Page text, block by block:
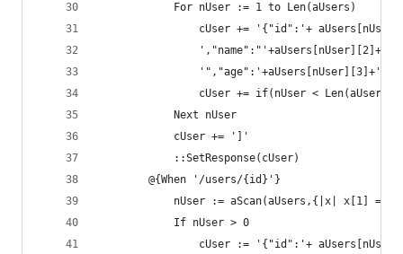
            For nUser := 1 to Len(aUsers)
cUser += '{"id":'+
			    ',"name":"'+aUsers[nUser][2]+;
			    '","age":'+aUsers[nUser][3]+'}'
cUser += if(nUser <
            Next nUser
            cUser += ']'
            ::SetResponse(cUser)
        @{When '/users/{id}'}
nUser := aScan(aUsers,{|x| x[1] ==
            If nUser > 0
cUser := '{"id":'+